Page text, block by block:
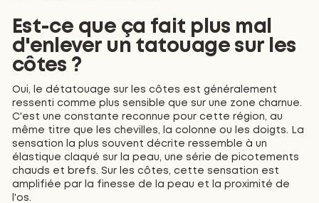
Est-ce que ça fait plus mal
d'enlever un tatouage sur les
côtes ?
Oui, le détatouage sur les côtes est généralement
ressenti comme plus sensible que sur une zone charnue.
C'est une constante reconnue pour cette région, au
même titre que les chevilles, la colonne ou les doigts. La
sensation la plus souvent décrite ressemble à un
élastique claqué sur la peau, une série de picotements
chauds et brefs. Sur les côtes, cette sensation est
amplifiée par la finesse de la peau et la proximité de
l'os.